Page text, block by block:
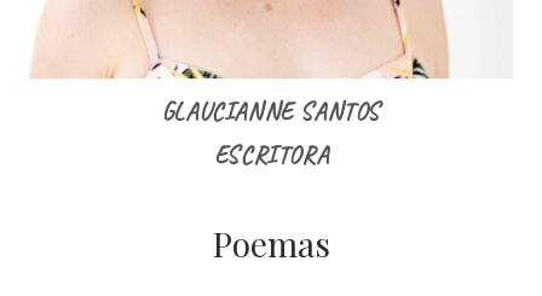
GLAUCIANNE SANTOS
ESCRITORA
Poemas